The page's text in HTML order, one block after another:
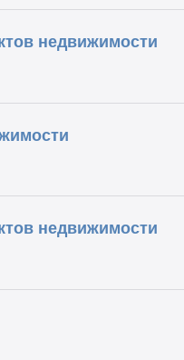
недвижимости
недвижимости